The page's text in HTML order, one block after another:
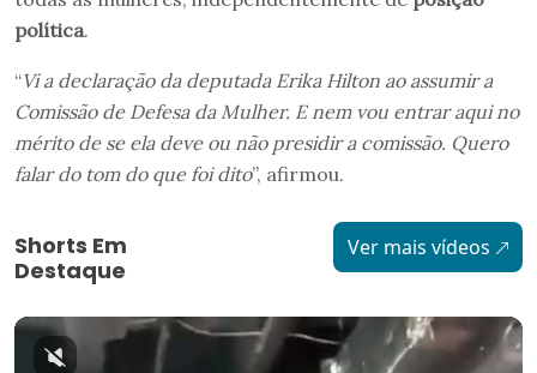
política.
“Vi a declaração da deputada Erika Hilton ao assumir a
Comissão de Defesa da Mulher. E nem vou entrar aqui no
mérito de se ela deve ou não presidir a comissão. Quero
falar do tom do que foi dito”, afirmou.
Shorts Em
Destaque
Ver mais vídeos